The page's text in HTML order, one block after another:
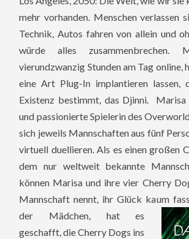
mehr vorhanden. Menschen verlassen
Technik, Autos fahren von allein und
würde alles zusammenbrechen.
vierundzwanzig Stunden am Tag online,
eine Art Plug-In implantieren lassen,
Existenz bestimmt, das Djinni.
und passionierte Spielerin des
sich jeweils Mannschaften aus fünf
virtuell duellieren. Als es einen großen
dem nur weltweit bekannte
können Marisa und ihre vier Cherry
Mannschaft nennt, ihr Glück kaum
der Mädchen, hat es
geschafft, die Cherry Dogs ins